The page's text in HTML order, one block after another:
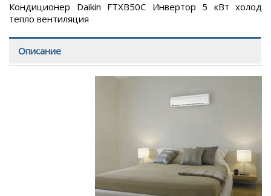
Кондиционер Daikin FTXB50C Инвертор 5 кВт холод
тепло вентиляция
Описание